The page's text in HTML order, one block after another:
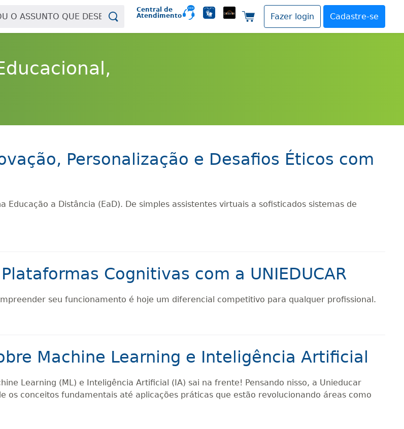
Central de
Atendimento
Carrinho de compras
Fazer login Cadastre-se
Personalização e Desafios Éticos com
a Distância (EaD). De simples assistentes virtuais a sofisticados sistemas de
Cognitivas com a UNIEDUCAR
seu funcionamento é hoje um diferencial competitivo para qualquer profissional.
Machine Learning e Inteligência Artificial
Learning (ML) e Inteligência Artificial (IA) sai na frente! Pensando nisso, a Unieducar
os conceitos fundamentais até aplicações práticas que estão revolucionando áreas como